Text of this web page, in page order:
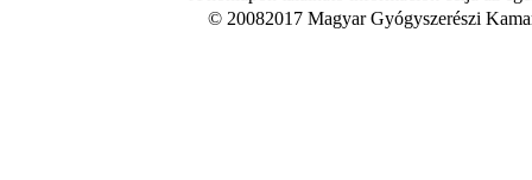
© 20082017 Magyar Gyógyszerészi